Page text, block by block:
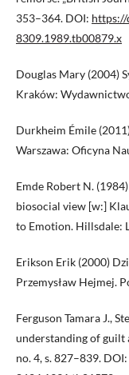
353–364. DOI:
8309.1989.tb00879.x
Douglas Mary (2004)
Kraków:
Durkheim Émile
Warszawa: Oficyna
Emde Robert N.
biosocial view [w:]
to Emotion. Hillsdale:
Erikson Erik (2000)
Przemysław Hejmej.
Ferguson Tamara J.,
understanding of guilt
no. 4, s. 827–839. DOI: